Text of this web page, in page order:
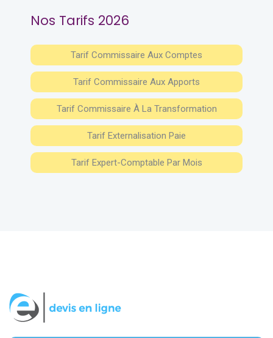
Nos Tarifs 2026
Tarif Commissaire Aux Comptes
Tarif Commissaire Aux Apports
Tarif Commissaire À La Transformation
Tarif Externalisation Paie
Tarif Expert-Comptable Par Mois